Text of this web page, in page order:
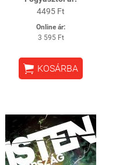
4495 Ft
Online ár:
3 595 Ft
 KOSÁRBA